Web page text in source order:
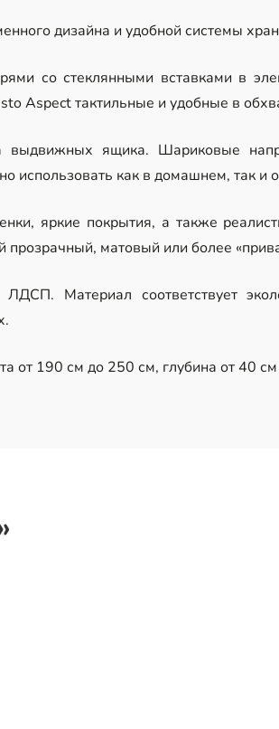
дизайна и удобной системы
со стеклянными вставками в
Aspect тактильные и удобные в
выдвижных ящика. Шариковые
как в домашнем, так и
яркие покрытия, а также
матовый или более
Материал соответствует
от 190 см до 250 см, глубина от 40